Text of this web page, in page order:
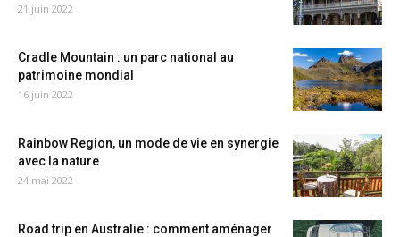
21 juin 2022
Cradle Mountain : un parc national au
patrimoine mondial
16 juin 2022
Rainbow Region, un mode de vie en synergie
avec la nature
24 mai 2022
Road trip en Australie : comment aménager